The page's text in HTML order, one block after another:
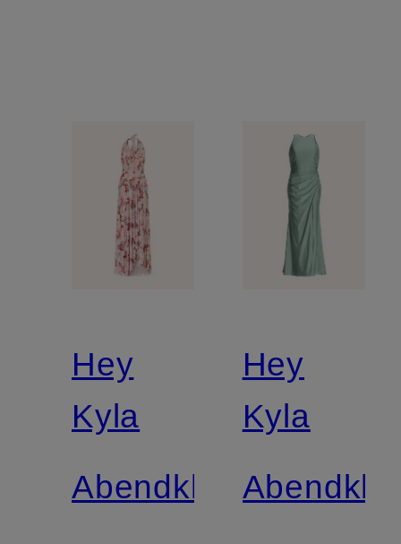
Hey
Kyla
Abendkleid
Hey
Kyla